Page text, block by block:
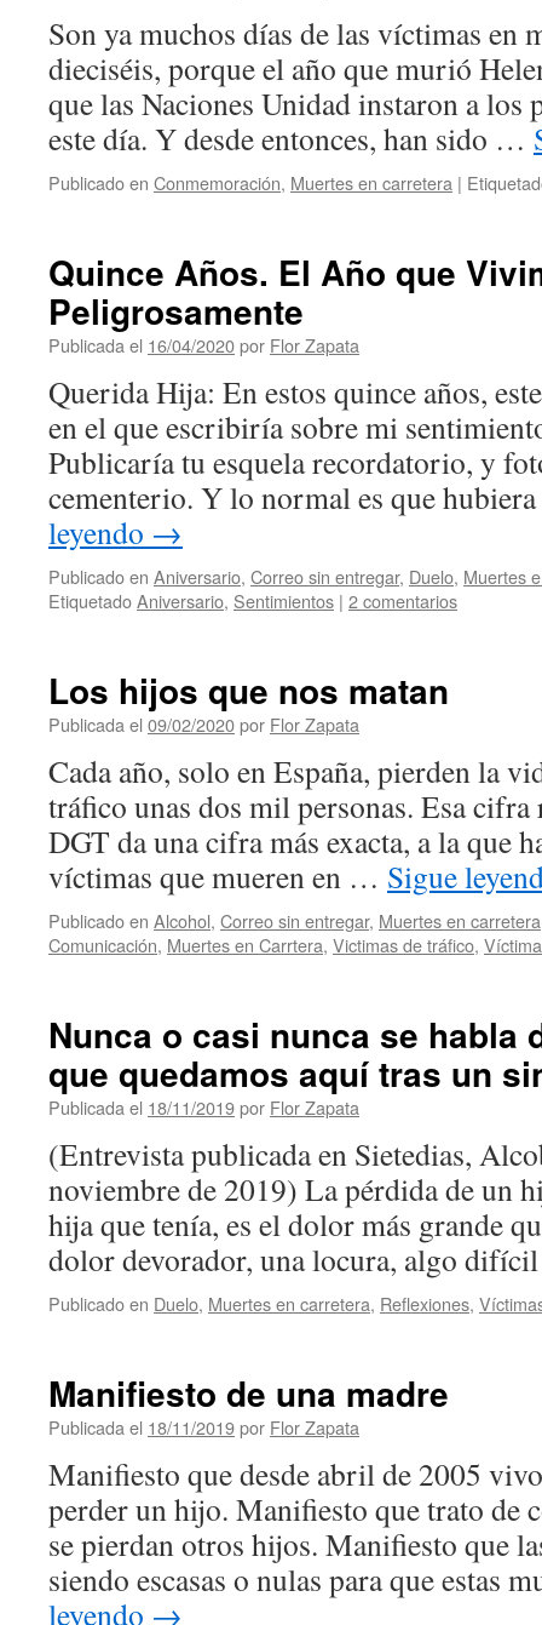
Son ya muchos días de las víctimas en
dieciséis, porque el año que murió
que las Naciones Unidad instaron a los
este día. Y desde entonces, han sido …
Publicado en Conmemoración, Muertes en carretera |
Quince Años. El Año que
Peligrosamente
Publicada el 16/04/2020por Flor Zapata
Querida Hija: En estos quince años,
en el que escribiría sobre mi
Publicaría tu esquela recordatorio, y
cementerio. Y lo normal es que
leyendo →
Publicado en Aniversario, Correo sin entregar, Duelo, Muertes
EtiquetadoAniversario, Sentimientos | 2 comentarios
Los hijos que nos matan
Publicada el 09/02/2020por Flor Zapata
Cada año, solo en España, pierden la
tráfico unas dos mil personas. Esa
DGT da una cifra más exacta, a la que
víctimas que mueren en … Sigue
Publicado en Alcohol, Correo sin entregar, Muertes en carretera
Comunicación, Muertes en Carrtera, Victimas de tráfico,
Nunca o casi nunca se habla
que quedamos aquí tras un
Publicada el 18/11/2019por Flor Zapata
(Entrevista publicada en Sietedias,
noviembre de 2019) La pérdida de un
hija que tenía, es el dolor más grande
dolor devorador, una locura, algo
Publicado en Duelo, Muertes en carretera, Reflexiones,
Manifiesto de una madre
Publicada el 18/11/2019por Flor Zapata
Manifiesto que desde abril de 2005
perder un hijo. Manifiesto que trato de
se pierdan otros hijos. Manifiesto que
siendo escasas o nulas para que estas
leyendo →